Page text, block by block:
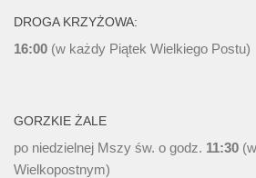
DROGA KRZYŻOWA:
16:00 (w każdy Piątek Wielkiego Postu)
GORZKIE ŻALE
po niedzielnej Mszy św. o godz. 11:30
Wielkopostnym)